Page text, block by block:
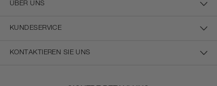
ÜBER UNS
KUNDESERVICE
KONTAKTIEREN SIE UNS